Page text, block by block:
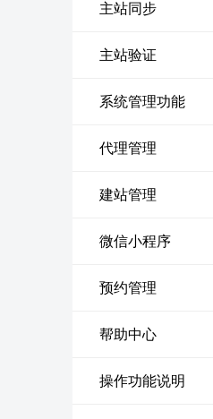
主站同步
主站验证
系统管理功能
代理管理
建站管理
微信小程序
预约管理
帮助中心
操作功能说明